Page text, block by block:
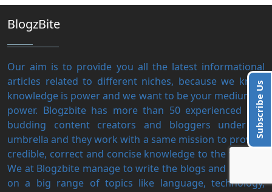
Subscribe Us
BlogzBite
Our aim is to provide you all the latest informational
articles related to different niches, because we know
knowledge is power and we want to be your medium of
power. Blogzbite has more than 50 experienced and
budding content creators and bloggers under its
umbrella and they work with a same mission to provide
credible, correct and concise knowledge to the visitors.
We at Blogzbite manage to write the blogs and content
on a big range of topics like language, technology,